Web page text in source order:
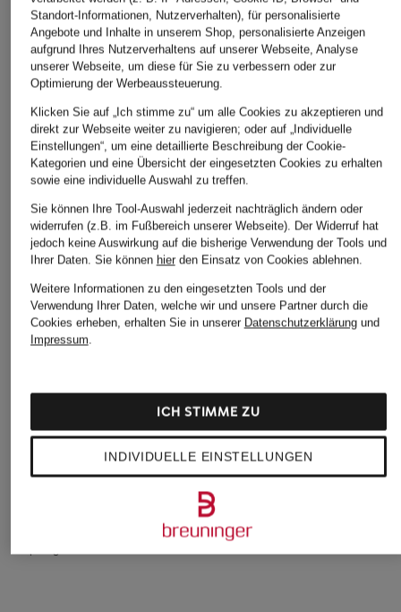
Bootcut Jeans
Cropped Jeans FORLI
mit Schmucksteinen
CHF 219
Straight Jeans
Standort-Informationen, Nutzerverhalten), für personalisierte
Angebote und Inhalte in unserem Shop, personalisierte Anzeigen
aufgrund Ihres Nutzerverhaltens auf unserer Webseite, Analyse
unserer Webseite, um diese für Sie zu verbessern oder zur
Optimierung der Werbeaussteuerung.
Klicken Sie auf „Ich stimme zu“ um alle Cookies zu akzeptieren und
direkt zur Webseite weiter zu navigieren; oder auf „Individuelle
Einstellungen“, um eine detaillierte Beschreibung der Cookie-
Kategorien und eine Übersicht der eingesetzten Cookies zu erhalten
sowie eine individuelle Auswahl zu treffen.
Sie können Ihre Tool-Auswahl jederzeit nachträglich ändern oder
widerrufen (z.B. im Fußbereich unserer Webseite). Der Widerruf hat
jedoch keine Auswirkung auf die bisherige Verwendung der Tools und
Ihrer Daten. Sie können hierden Einsatz von Cookies ablehnen.
Weitere Informationen zu den eingesetzten Tools und der
Verwendung Ihrer Daten, welche wir und unsere Partner durch die
Cookies erheben, erhalten Sie in unserer Datenschutzerklärungund
Impressum.
INDIVIDUELLE EINSTELLUNGEN
ICH STIMME ZU